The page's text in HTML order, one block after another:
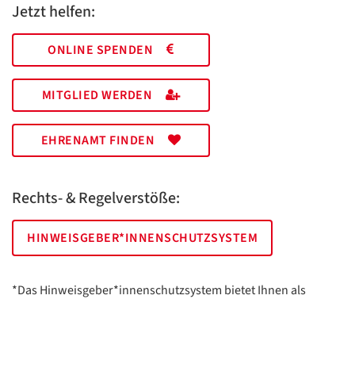
Jetzt helfen:
ONLINE SPENDEN
MITGLIED WERDEN
EHRENAMT FINDEN
Rechts- & Regelverstöße:
HINWEISGEBER*INNENSCHUTZSYSTEM
*Das Hinweisgeber*innenschutzsystem bietet Ihnen als